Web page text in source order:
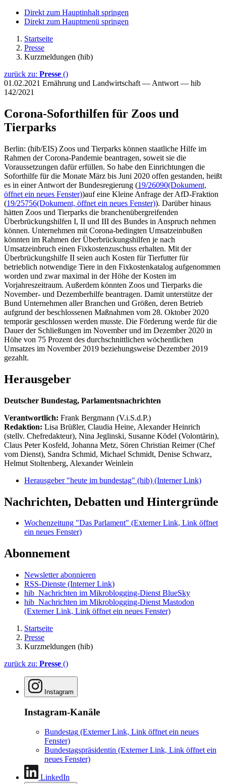
Direkt zum Hauptinhalt springen
Direkt zum Hauptmenü springen
Startseite
Presse
Kurzmeldungen (hib)
zurück zu: Presse ()
01.02.2021 Ernährung und Landwirtschaft — Antwort — hib
142/2021
Corona-Soforthilfen für Zoos und
Tierparks
Berlin: (hib/EIS) Zoos und Tierparks können staatliche Hilfe im
Rahmen der Corona-Pandemie beantragen, soweit sie die
Voraussetzungen dafür erfüllen. So habe den Einrichtungen die
Soforthilfe für die Monate März bis Juni 2020 offen gestanden, heißt
es in einer Antwort der Bundesregierung (19/26090(Dokument,
öffnet ein neues Fenster))auf eine Kleine Anfrage der AfD-Fraktion
(19/25756(Dokument, öffnet ein neues Fenster)). Darüber hinaus
hätten Zoos und Tierparks die branchenübergreifenden
Überbrückungshilfen I, II und III des Bundes in Anspruch nehmen
können. Unternehmen mit Corona-bedingten Umsatzeinbußen
könnten im Rahmen der Überbrückungshilfen je nach
Umsatzeinbruch einen Fixkostenzuschuss erhalten. Mit der
Überbrückungshilfe II seien auch Kosten für Tierfutter für
betrieblich notwendige Tiere in den Fixkostenkatalog aufgenommen
worden und zwar maximal in der Höhe der Kosten im
Vorjahreszeitraum. Außerdem könnten Zoos und Tierparks die
November- und Dezemberhilfe beantragen. Damit unterstütze der
Bund Unternehmen aller Branchen und Größen, deren Betrieb
aufgrund der beschlossenen Maßnahmen vom 28. Oktober 2020
temporär geschlossen werden musste. Die Förderung werde für die
Dauer der Schließungen im November und im Dezember 2020 in
Höhe von 75 Prozent des durchschnittlichen wöchentlichen
Umsatzes im November 2019 beziehungsweise Dezember 2019
gezahlt.
Herausgeber
Deutscher Bundestag, Parlamentsnachrichten
Verantwortlich: Frank Bergmann (V.i.S.d.P.)
Redaktion: Lisa Brüßler, Claudia Heine, Alexander Heinrich
(stellv. Chefredakteur), Nina Jeglinski, Susanne Ködel (Volontärin),
Claus Peter Kosfeld, Johanna Metz, Sören Christian Reimer (Chef
vom Dienst), Sandra Schmid, Michael Schmidt, Denise Schwarz,
Helmut Stoltenberg, Alexander Weinlein
Herausgeber "heute im bundestag" (hib) (Interner Link)
Nachrichten, Debatten und Hintergründe
Wochenzeitung "Das Parlament" (Externer Link, Link öffnet
ein neues Fenster)
Abonnement
Newsletter abonnieren
RSS-Dienste (Interner Link)
hib_Nachrichten im Mikroblogging-Dienst BlueSky
hib_Nachrichten im Mikroblogging-Dienst Mastodon
(Externer Link, Link öffnet ein neues Fenster)
Startseite
Presse
Kurzmeldungen (hib)
zurück zu: Presse ()
Instagram
Instagram-Kanäle
Bundestag (Externer Link, Link öffnet ein neues
Fenster)
Bundestagspräsidentin (Externer Link, Link öffnet ein
neues Fenster)
LinkedIn